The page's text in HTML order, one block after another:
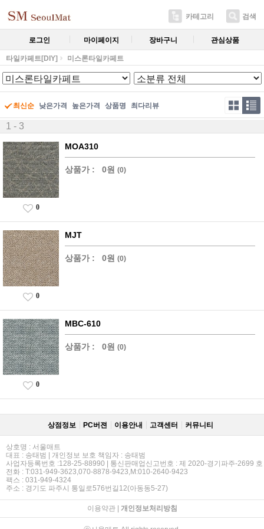
카테고리 검색
로그인 마이페이지 장바구니 관심상품
타일카페트[DIY] 미스론타일카페트
최신순 낮은가격 높은가격 상품명 최다리뷰
1 - 3
MOA310
상품가 : 0원 (0)
0
MJT
상품가 : 0원 (0)
0
MBC-610
상품가 : 0원 (0)
0
상점정보 PC버젼 이용안내 고객센터 커뮤니티
상호명 : 서울매트
대표 : 송태범 | 개인정보 보호 책임자 : 송태범
사업자등록번호 :128-25-88990 | 통신판매업신고번호 : 제 2020-경기파주-2699 호
전화 : T:031-949-3623,070-8878-9423,M:010-2640-9423
팩스 : 031-949-4324
주소 : 경기도 파주시 통일로576번길12(아동동5-27)
이용약관| 개인정보처리방침